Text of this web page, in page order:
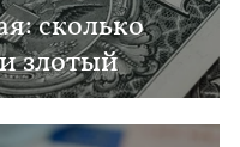
сколько
злотый